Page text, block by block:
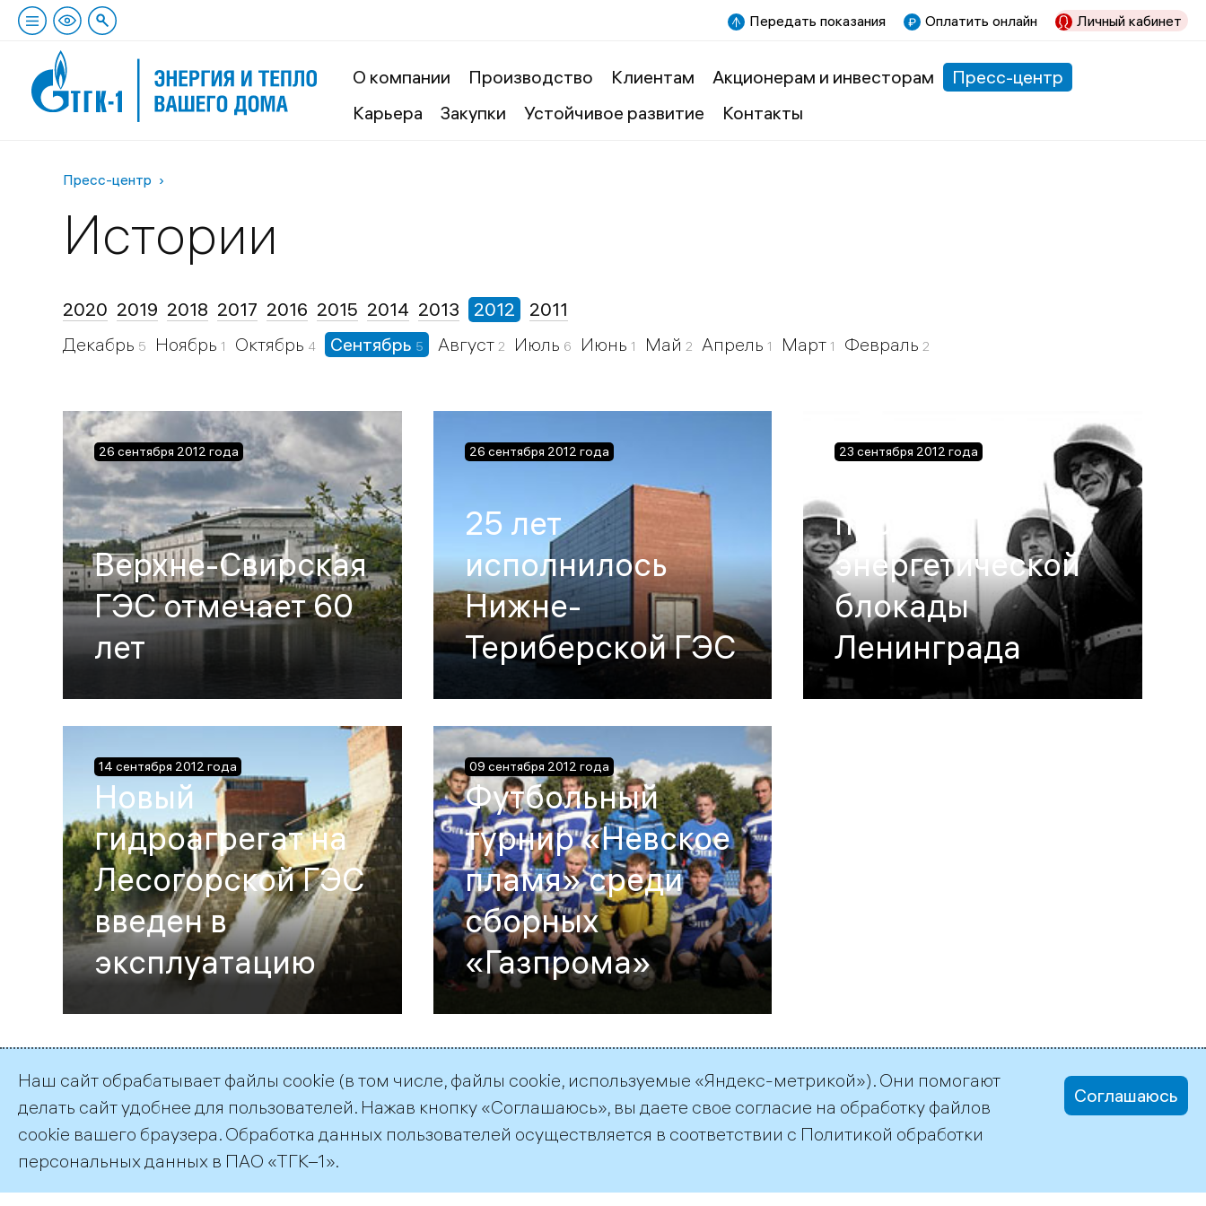
Передать показания Оплатить онлайн Личный кабинет
О компании Производство Клиентам Акционерам и инвесторам
Пресс-центр
Карьера
Закупки Устойчивое развитие Контакты
Пресс-центр
Истории
2020 2019 2018 2017 2016 2015 2014 2013
2012
Декабрь 5 Ноябрь 1 Октябрь 4 Сентябрь 5 Август 2 Июль 6 Июнь 1 Май 2 Апрель 1 Март 1 Февраль 2
2011
26 сентября 2012 года
Верхне-Свирская
ГЭС отмечает 60
лет
26 сентября 2012 года
25 лет
исполнилось
Нижне-
Териберской ГЭС
23 сентября 2012 года
прорыва
энергетической
блокады
Ленинграда
14 сентября 2012 года
Новый
гидроагрегат на
Лесогорской ГЭС
введен в
эксплуатацию
09 сентября 2012 года
Футбольный
турнир «Невское
пламя» среди
сборных
«Газпрома»
©2026 ПАО «ТГК–1»
Наш сайт обрабатывает файлы cookie (в том числе, файлы cookie, используемые «Яндекс-метрикой»). Они помогают
делать сайт удобнее для пользователей. Нажав кнопку «Соглашаюсь», вы даете свое согласие на обработку файлов
cookie вашего браузера. Обработка данных пользователей осуществляется в соответствии с Политикой обработки
персональных данных в ПАО «ТГК–1».
Соглашаюсь